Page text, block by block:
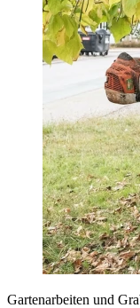
Gartenarbeiten und